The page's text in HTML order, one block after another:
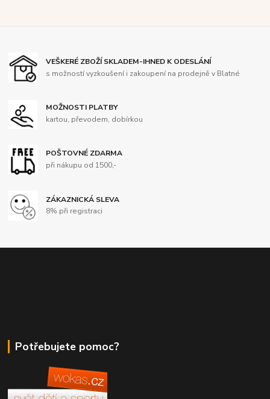
VEŠKERÉ ZBOŽÍ SKLADEM-IHNED K ODESLÁNÍ
s možností vyzkoušení i zakoupení na prodejně v Blatné
MOŽNOSTI PLATBY
kartou, převodem, dobírkou
POŠTOVNÉ ZDARMA
při nákupu od 1500,-
ZÁKAZNICKÁ SLEVA
8% při registraci
Potřebujete pomoc?